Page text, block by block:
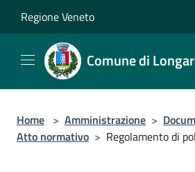
Regione Veneto
Comune di
Home > Amministrazione >
Atto normativo > Regolamento di